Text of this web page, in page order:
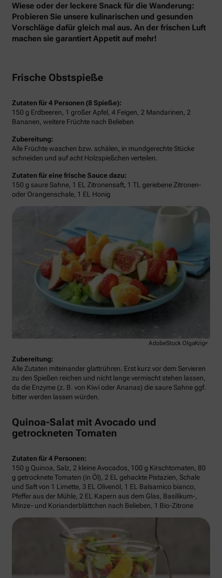
Wiese oder der leckere Snack für die Wanderung:
Probieren Sie unsere kulinarischen und gesunden
Vorschläge dafür gleich mal aus. An der frischen Luft
machen sie garantiert Appetit auf mehr!
Frische Obstspieße
Zutaten für 4 Personen (8 Spieße):
150 g Erdbeeren, 1 großer Apfel, 4 Feigen, 2 Mandarinen, 2
Bananen, weitere Früchte nach Belieben
Zubereitung:
Alle Früchte waschen bzw. schälen, in mundgerechte Stücke
schneiden und auf acht Holzspießchen verteilen.
Zutaten für eine frische Sauce dazu:
150 g saure Sahne, 1 EL Zitronensaft, 1 TL geriebene Zitronen-
oder Orangenschale, 1 EL Honig
AdobeStock OlgaKriger
Zubereitung:
Alle Zutaten miteinander glattrühren. Erst kurz vor dem Servieren
zu den Spießen reichen und nicht lange vermischt stehen lassen,
da die Enzyme (z. B. von Kiwi oder Ananas) die saure Sahne ggf.
bitter werden lassen würden.
Quinoa-Salat mit Avocado und
getrockneten Tomaten
Zutaten für 4 Personen:
150 g Quinoa, Salz, 2 kleine Avocados, 100 g Kirschtomaten, 80
g getrocknete Tomaten (in Öl), 2 EL gehackte Pistazien, Schale
und Saft von 1 Limette, 3 EL Olivenöl, 1 EL Balsamico bianco,
Pfeffer aus der Mühle, 2 EL Kapern aus dem Glas, Basilikum-,
Minze- und Korianderblättchen nach Belieben, 1 Bio-Zitrone